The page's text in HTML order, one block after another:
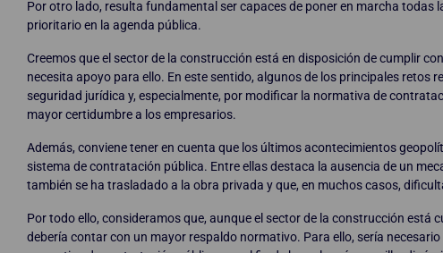
Por otro lado, resulta fundamental ser capaces de poner en marcha
prioritario en la agenda pública.
Creemos que el sector de la construcción está en disposición de cumplir
necesita apoyo para ello. En este sentido, algunos de los principales
seguridad jurídica y, especialmente, por modificar la normativa de
mayor certidumbre a los empresarios.
Además, conviene tener en cuenta que los últimos acontecimientos
sistema de contratación pública. Entre ellas destaca la ausencia de un
también se ha trasladado a la obra privada y que, en muchos casos,
Por todo ello, consideramos que, aunque el sector de la construcción está
debería contar con un mayor respaldo normativo. Para ello, sería